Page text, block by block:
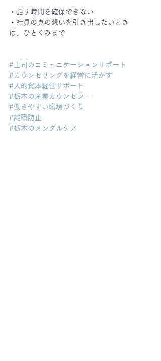
・話す時間を確保できない
・社員の真の想いを引き出したいとき
は、ひとくみまで
#上司のコミュニケーションサポート
#カウンセリングを経営に活かす
#人的資本経営サポート
#栃木の産業カウンセラー
#働きやすい職場づくり
#離職防止
#栃木のメンタルケア